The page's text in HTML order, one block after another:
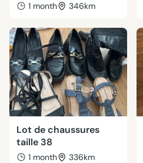
1 month 346km
Lot de chaussures
taille 38
1 month 336km